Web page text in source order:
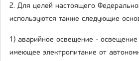
2. Для целей настоящего
используются также следующие
1) аварийное освещение - освещение
имеющее электропитание от